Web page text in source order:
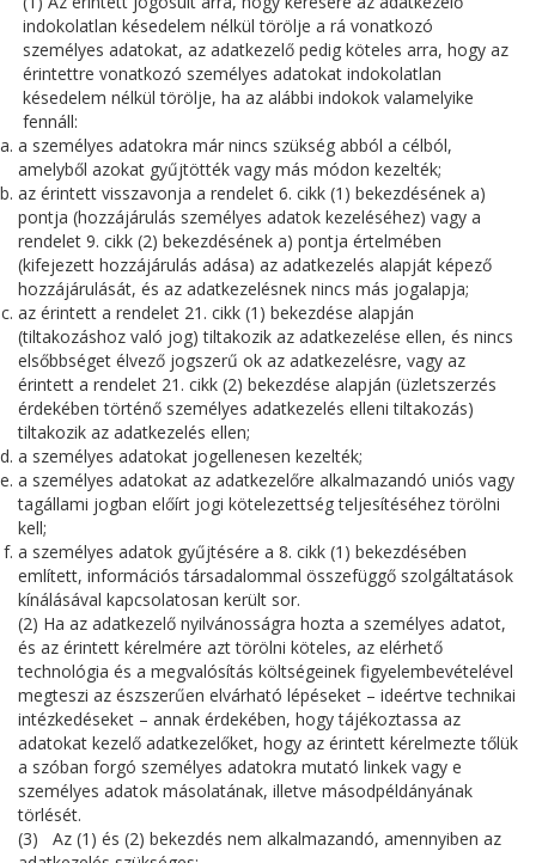
indokolatlan késedelem nélkül törölje a rá vonatkozó
személyes adatokat, az adatkezelő pedig köteles arra, hogy az
érintettre vonatkozó személyes adatokat indokolatlan
késedelem nélkül törölje, ha az alábbi indokok valamelyike
fennáll:
a személyes adatokra már nincs szükség abból a célból,
amelyből azokat gyűjtötték vagy más módon kezelték;
az érintett visszavonja a rendelet 6. cikk (1) bekezdésének a)
pontja (hozzájárulás személyes adatok kezeléséhez) vagy a
rendelet 9. cikk (2) bekezdésének a) pontja értelmében
(kifejezett hozzájárulás adása) az adatkezelés alapját képező
hozzájárulását, és az adatkezelésnek nincs más jogalapja;
az érintett a rendelet 21. cikk (1) bekezdése alapján
(tiltakozáshoz való jog) tiltakozik az adatkezelése ellen, és nincs
elsőbbséget élvező jogszerű ok az adatkezelésre, vagy az
érintett a rendelet 21. cikk (2) bekezdése alapján (üzletszerzés
érdekében történő személyes adatkezelés elleni tiltakozás)
tiltakozik az adatkezelés ellen;
a személyes adatokat jogellenesen kezelték;
a személyes adatokat az adatkezelőre alkalmazandó uniós vagy
tagállami jogban előírt jogi kötelezettség teljesítéséhez törölni
kell;
a személyes adatok gyűjtésére a 8. cikk (1) bekezdésében
említett, információs társadalommal összefüggő szolgáltatások
kínálásával kapcsolatosan került sor.
(2) Ha az adatkezelő nyilvánosságra hozta a személyes adatot,
és az érintett kérelmére azt törölni köteles, az elérhető
technológia és a megvalósítás költségeinek figyelembevételével
megteszi az észszerűen elvárható lépéseket – ideértve technikai
intézkedéseket – annak érdekében, hogy tájékoztassa az
adatokat kezelő adatkezelőket, hogy az érintett kérelmezte tőlük
a szóban forgó személyes adatokra mutató linkek vagy e
személyes adatok másolatának, illetve másodpéldányának
törlését.
(3) Az (1) és (2) bekezdés nem alkalmazandó, amennyiben az